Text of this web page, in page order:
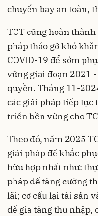
chuyến bay an toàn,
TCT cũng hoàn
pháp tháo gỡ khó
COVID-19 để sớm
vững giai đoạn 2021
quyền. Tháng 11-
các giải pháp tiếp tục
triển bền vững cho
Theo đó, năm 2025
giải pháp để khắc
hữu hợp nhất như:
pháp để tăng cường
lãi; cơ cấu lại tài sản
để gia tăng thu nhập,